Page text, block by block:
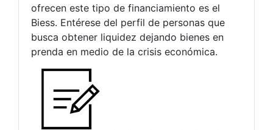
ofrecen este tipo de financiamiento es el
Biess. Entérese del perfil de personas que
busca obtener liquidez dejando bienes en
prenda en medio de la crisis económica.